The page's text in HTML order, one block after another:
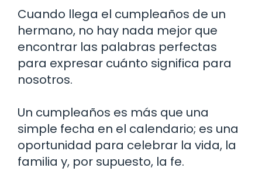
Cuando llega el cumpleaños de un
hermano, no hay nada mejor que
encontrar las palabras perfectas
para expresar cuánto significa para
nosotros.
Un cumpleaños es más que una
simple fecha en el calendario; es una
oportunidad para celebrar la vida, la
familia y, por supuesto, la fe.